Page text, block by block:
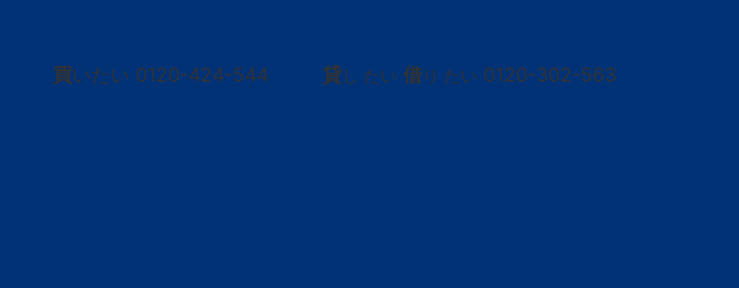
買いたい 0120-424-544 貸し たい 借り たい 0120-302-563